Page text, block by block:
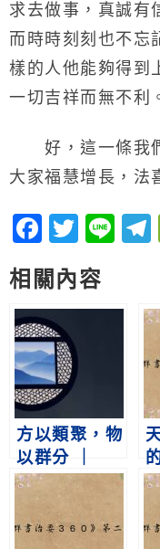
求去做事，真誠有
而時時刻刻也不忘
樣的人他能夠得到
一切吉祥而無不利
好，這一條我
大家福慧增長，法
相關內容
方以類聚，物
以群分 ｜
《群書治要３
６０》第三冊
第93集